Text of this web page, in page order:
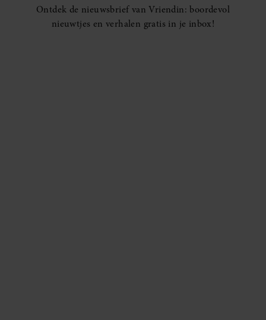
Ontdek de nieuwsbrief van Vriendin: boordevol
nieuwtjes en verhalen gratis in je inbox!